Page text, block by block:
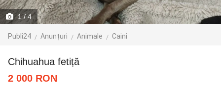
1/ 4
Publi24 Anunțuri Animale Caini
Chihuahua fetiță
2 000 RON